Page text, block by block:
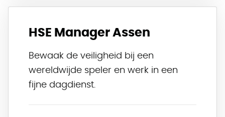
HSE Manager Assen
Bewaak de veiligheid bij een
wereldwijde speler en werk in een
fijne dagdienst.